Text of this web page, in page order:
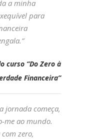
a minha
para
curso “Do Zero à
Financeira”
jornada começa,
me ao mundo.
zero,